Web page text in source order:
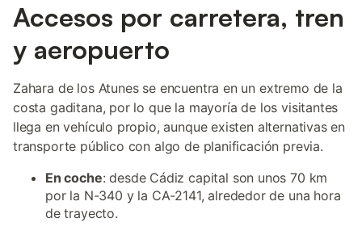
Accesos por carretera, tren
y aeropuerto
Zahara de los Atunes se encuentra en un extremo de la
costa gaditana, por lo que la mayoría de los visitantes
llega en vehículo propio, aunque existen alternativas en
transporte público con algo de planificación previa.
En coche: desde Cádiz capital son unos 70 km
por la N-340 y la CA-2141, alrededor de una hora
de trayecto.